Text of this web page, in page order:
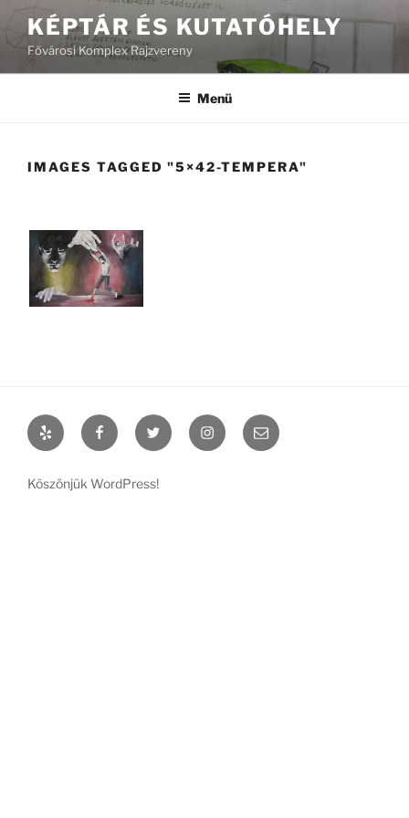
Tartalomhoz
KÉPTÁR ÉS KUTATÓHELY
Fővárosi Komplex Rajzvereny
Menü
IMAGES TAGGED "5×42-TEMPERA"
Yelp FacebookTwitter InstagramEmail
Köszönjük WordPress!